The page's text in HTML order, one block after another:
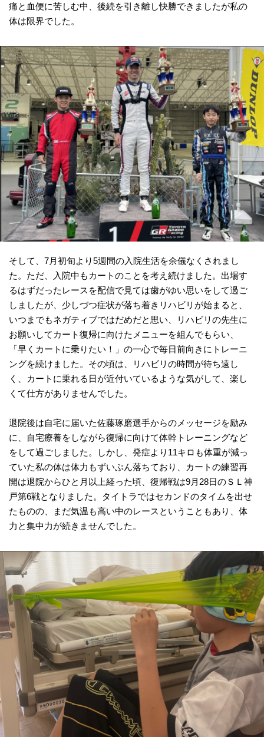
痛と血便に苦しむ中、後続を引き離し快勝できましたが私の
体は限界でした。
そして、7月初旬より5週間の入院生活を余儀なくされまし
た。ただ、入院中もカートのことを考え続けました。出場す
るはずだったレースを配信で見ては歯がゆい思いをして過ご
しましたが、少しづつ症状が落ち着きリハビリが始まると、
いつまでもネガティブではだめだと思い、リハビリの先生に
お願いしてカート復帰に向けたメニューを組んでもらい、
「早くカートに乗りたい！」の一心で毎日前向きにトレーニ
ングを続けました。その頃は、リハビリの時間が待ち遠し
く、カートに乗れる日が近付いているような気がして、楽し
くて仕方がありませんでした。
退院後は自宅に届いた佐藤琢磨選手からのメッセージを励み
に、自宅療養をしながら復帰に向けて体幹トレーニングなど
をして過ごしました。しかし、発症より11キロも体重が減っ
ていた私の体は体力もずいぶん落ちており、カートの練習再
開は退院からひと月以上経った頃、復帰戦は9月28日のＳＬ神
戸第6戦となりました。タイトラではセカンドのタイムを出せ
たものの、まだ気温も高い中のレースということもあり、体
力と集中力が続きませんでした。